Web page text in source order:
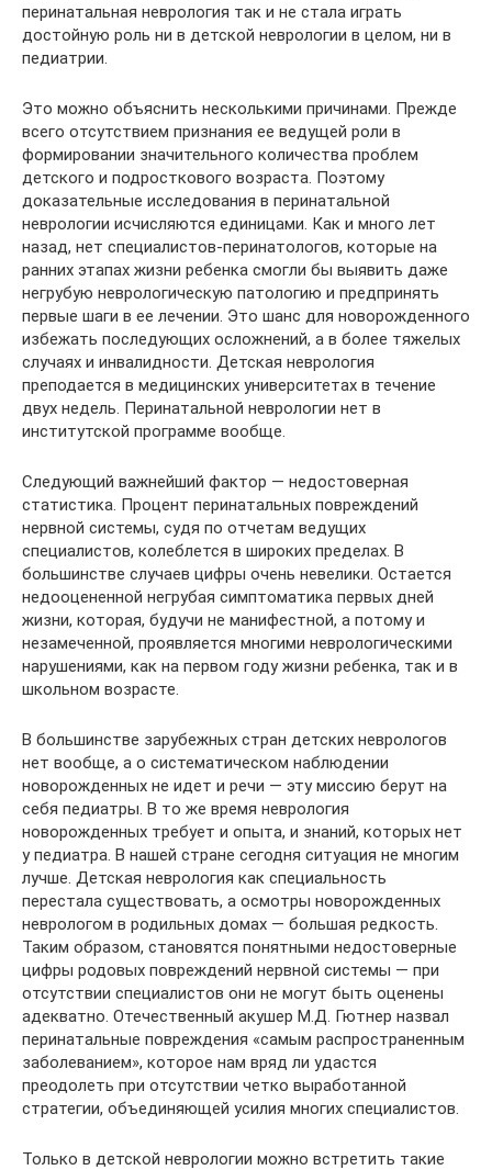
перинатальная неврология так и не стала играть
достойную роль ни в детской неврологии в целом, ни в
педиатрии.
Это можно объяснить несколькими причинами. Прежде
всего отсутствием признания ее ведущей роли в
формировании значительного количества проблем
детского и подросткового возраста. Поэтому
доказательные исследования в перинатальной
неврологии исчисляются единицами. Как и много лет
назад, нет специалистов-перинатологов, которые на
ранних этапах жизни ребенка смогли бы выявить даже
негрубую неврологическую патологию и предпринять
первые шаги в ее лечении. Это шанс для новорожденного
избежать последующих осложнений, а в более тяжелых
случаях и инвалидности. Детская неврология
преподается в медицинских университетах в течение
двух недель. Перинатальной неврологии нет в
институтской программе вообще.
Следующий важнейший фактор — недостоверная
статистика. Процент перинатальных повреждений
нервной системы, судя по отчетам ведущих
специалистов, колеблется в широких пределах. В
большинстве случаев цифры очень невелики. Остается
недооцененной негрубая симптоматика первых дней
жизни, которая, будучи не манифестной, а потому и
незамеченной, проявляется многими неврологическими
нарушениями, как на первом году жизни ребенка, так и в
школьном возрасте.
В большинстве зарубежных стран детских неврологов
нет вообще, а о систематическом наблюдении
новорожденных не идет и речи — эту миссию берут на
себя педиатры. В то же время неврология
новорожденных требует и опыта, и знаний, которых нет
у педиатра. В нашей стране сегодня ситуация не многим
лучше. Детская неврология как специальность
перестала существовать, а осмотры новорожденных
неврологом в родильных домах — большая редкость.
Таким образом, становятся понятными недостоверные
цифры родовых повреждений нервной системы — при
отсутствии специалистов они не могут быть оценены
адекватно. Отечественный акушер М.Д. Гютнер назвал
перинатальные повреждения «самым распространенным
заболеванием», которое нам вряд ли удастся
преодолеть при отсутствии четко выработанной
стратегии, объединяющей усилия многих специалистов.
Только в детской неврологии можно встретить такие